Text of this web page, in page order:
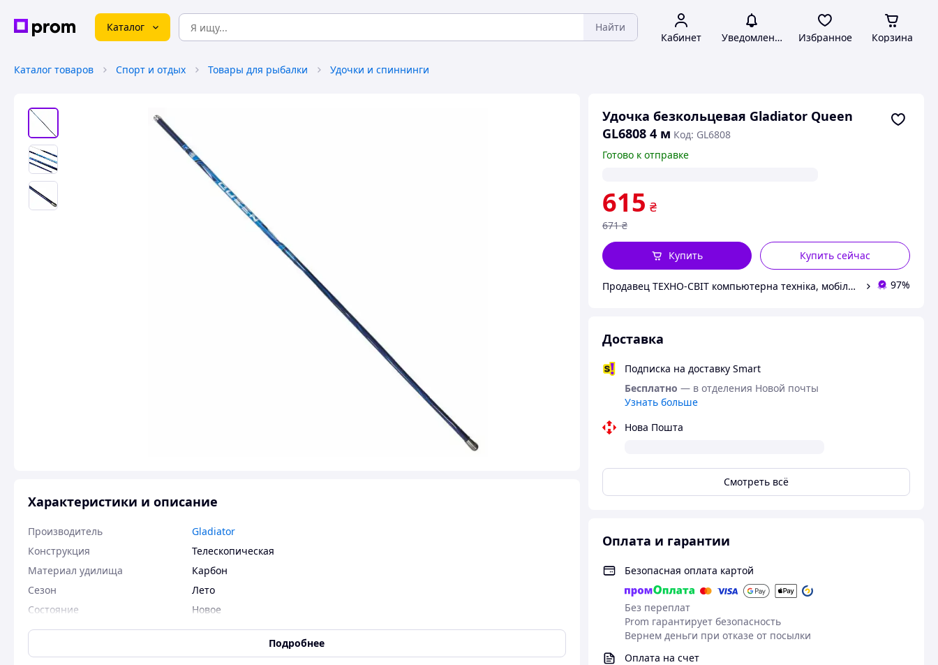
Каталог Найти
Кабинет Уведомления Избранное Корзина
Каталог товаров Спорт и отдых Товары для рыбалки Удочки и спиннинги
Удочка безкольцевая Gladiator Queen
GL6808 4 м Код: GL6808
Готово к отправке
615 ₴
671 ₴
Купить сейчас
Купить
Продавец ТЕХНО-СВІТ компьютерна техніка, мобільні аксесуари, електронна техніка та багато іншого. 97%
Доставка
Подписка на доставку Smart
Бесплатно — в отделения Новой почты
Узнать больше
Нова Пошта
Смотреть всё
Оплата и гарантии
Безопасная оплата картой
Без переплат
Prom гарантирует безопасность
Вернем деньги при отказе от посылки
Оплата на счет
Характеристики и описание
Производитель
Gladiator
Конструкция
Телескопическая
Материал удилища
Карбон
Сезон
Лето
Состояние
Новое
Цвет
Разные цвета
Удочка безкольцевая Gladiator Queen
Подробнее